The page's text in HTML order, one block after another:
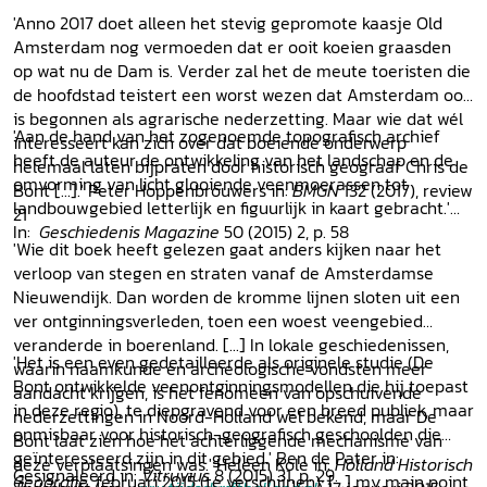
'Anno 2017 doet alleen het stevig gepromote kaasje Old
Amsterdam nog vermoeden dat er ooit koeien graasden
op wat nu de Dam is. Verder zal het de meute toeristen die
de hoofdstad teistert een worst wezen dat Amsterdam ooit
is begonnen als agrarische nederzetting. Maar wie dat wél
interesseert kan zich over dat boeiende onderwerp
helemaal laten bijpraten door historisch geograaf Chris de
Bont [...].' Peter Hoppenbrouwers in:BMGN132 (2017), review
21
'Aan de hand van het zogenoemde topografisch archief
heeft de auteur de ontwikkeling van het landschap en de
omvorming van licht glooiende veenmoerassen tot
landbouwgebied letterlijk en figuurlijk in kaart gebracht.'
In: Geschiedenis Magazine 50 (2015) 2, p. 58
'Wie dit boek heeft gelezen gaat anders kijken naar het
verloop van stegen en straten vanaf de Amsterdamse
Nieuwendijk. Dan worden de kromme lijnen sloten uit een
ver ontginningsverleden, toen een woest veengebied
veranderde in boerenland. [...] In lokale geschiedenissen,
waarin naamkunde en archeologische vondsten meer
aandacht krijgen, is het fenomeen van opschuivende
nederzettingen in Noord-Holland wel bekend, maar De
Bont laat zien hoe het achterliggende mechanisme van
deze verplaatsingen was.' Heleen Kole in:Holland Historisch
'Het is een even gedetailleerde als originele studie (De
Bont ontwikkelde veenontginningsmodellen die hij toepast
in deze regio), te diepgravend voor een breed publiek, maar
onmisbaar voor historisch-geografisch geschoolden die
geïnteresseerd zijn in dit gebied.' Ben de Pater in:
Geografie, februari 2015 (te verschijnen); [...] my main point
Gesignaleerd in:Vitruvius8 (2015) 31, p. 29.